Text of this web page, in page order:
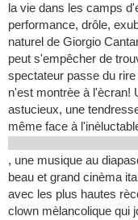
la vie dans les camps
performance, drôle,
naturel de Giorgio
peut s'empêcher de
spectateur passe du
n'est montrèe à l'ècran!
astucieux, une
même face à
, une musique au
beau et grand cinèma
avec les plus hautes
clown mèlancolique qui